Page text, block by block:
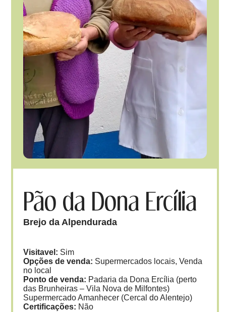
Pão da Dona Ercília
Brejo da Alpendurada
Visitavel: Sim
Opções de venda: Supermercados locais, Venda
no local
Ponto de venda: Padaria da Dona Ercília (perto
das Brunheiras – Vila Nova de Milfontes)
Supermercado Amanhecer (Cercal do Alentejo)
Certificações: Não